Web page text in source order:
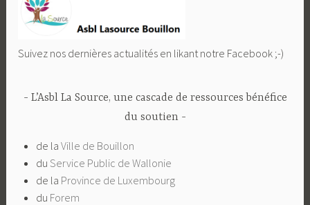
Suivez nos dernières actualités en likant notre Facebook ;-)
L’Asbl La Source, une cascade de ressources bénéfice
du soutien
de la Ville de Bouillon
du Service Public de Wallonie
de la Province de Luxembourg
du Forem